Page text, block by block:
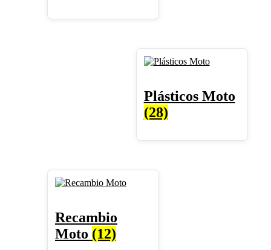
Plásticos Moto
(28)
Recambio
Moto (12)